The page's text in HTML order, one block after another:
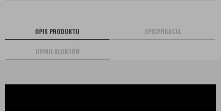
OPIS PRODUKTU SPECYFIKACJA
OPINIE KLIENTÓW